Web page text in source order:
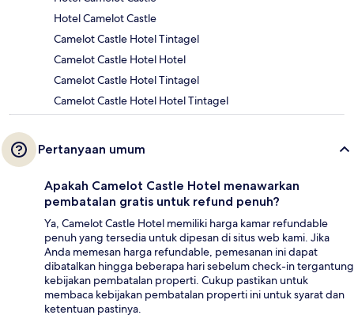
Hotel Camelot Castle
Camelot Castle Hotel Tintagel
Camelot Castle Hotel Hotel
Camelot Castle Hotel Tintagel
Camelot Castle Hotel Hotel Tintagel
Pertanyaan umum
Apakah Camelot Castle Hotel menawarkan
pembatalan gratis untuk refund penuh?
Ya, Camelot Castle Hotel memiliki harga kamar refundable
penuh yang tersedia untuk dipesan di situs web kami. Jika
Anda memesan harga refundable, pemesanan ini dapat
dibatalkan hingga beberapa hari sebelum check-in tergantung
kebijakan pembatalan properti. Cukup pastikan untuk
membaca kebijakan pembatalan properti ini untuk syarat dan
ketentuan pastinya.